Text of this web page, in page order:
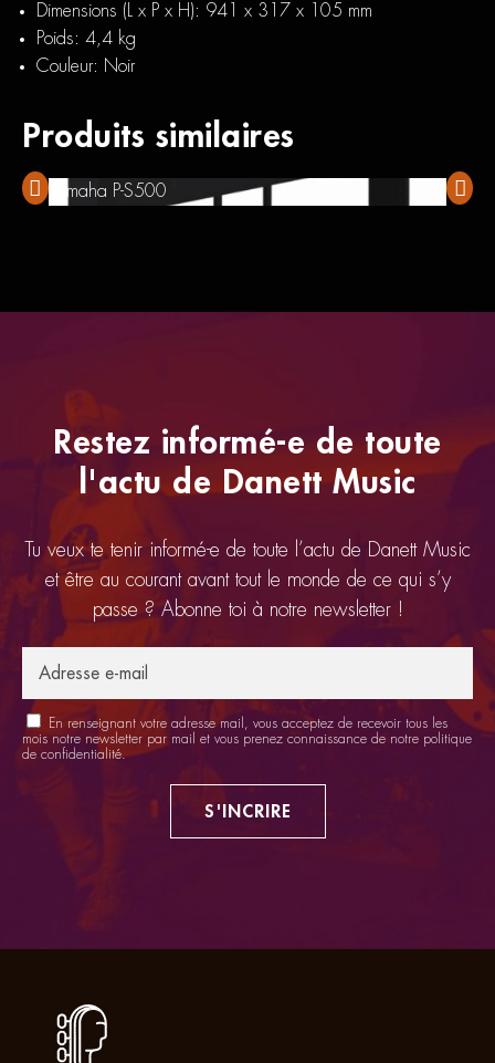
Dimensions (L x P x H): 941 x 317 x 105 mm
Poids: 4,4 kg
Couleur: Noir
Produits similaires
Yamaha P-S500
Restez informé-e de toute
l'actu de Danett Music
Tu veux te tenir informé-e de toute l’actu de Danett Music
et être au courant avant tout le monde de ce qui s’y
passe ? Abonne toi à notre newsletter !
En renseignant votre adresse mail, vous acceptez de recevoir tous les
mois notre newsletter par mail et vous prenez connaissance de notre politique
de confidentialité.
S'INCRIRE